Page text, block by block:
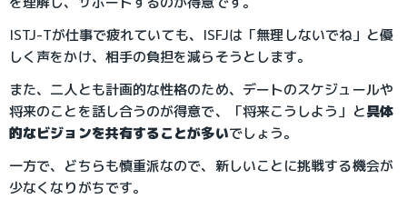
ISTJ-Tが仕事で疲れていても、ISFJは「無理しないでね」と優
しく声をかけ、相手の負担を減らそうとします。
また、二人とも計画的な性格のため、デートのスケジュールや
将来のことを話し合うのが得意で、「将来こうしよう」と具体
的なビジョンを共有することが多いでしょう。
一方で、どちらも慎重派なので、新しいことに挑戦する機会が
少なくなりがちです。